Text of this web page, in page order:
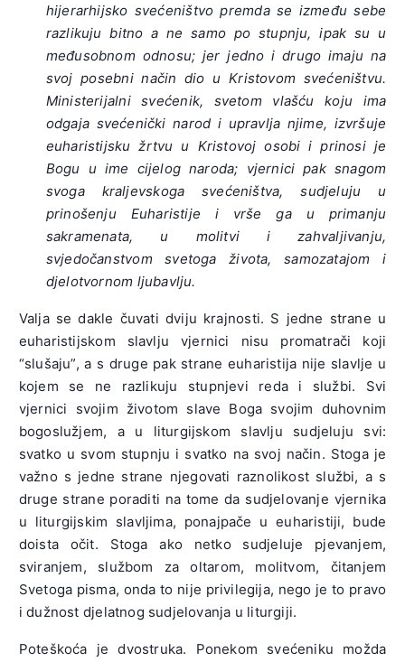
hijerarhijsko svećeništvo premda se između sebe
razlikuju bitno a ne samo po stupnju, ipak su u
međusobnom odnosu; jer jedno i drugo imaju na
svoj posebni način dio u Kristovom svećeništvu.
Ministerijalni svećenik, svetom vlašću koju ima
odgaja svećenički narod i upravlja njime, izvršuje
euharistijsku žrtvu u Kristovoj osobi i prinosi je
Bogu u ime cijelog naroda; vjernici pak snagom
svoga kraljevskoga svećeništva, sudjeluju u
prinošenju Euharistije
i vrše ga u primanju
sakramenata, u molitvi i zahvaljivanju,
svjedočanstvom svetoga života, samozatajom i
djelotvornom ljubavlju.
Valja se dakle čuvati dviju krajnosti. S jedne strane u
euharistijskom slavlju vjernici nisu promatrači koji
“slušaju”, a s druge pak strane euharistija nije slavlje u
kojem se ne razlikuju stupnjevi reda i službi. Svi
vjernici svojim životom slave Boga svojim duhovnim
bogoslužjem, a u liturgijskom slavlju sudjeluju svi:
svatko u svom stupnju i svatko na svoj način. Stoga je
važno s jedne strane njegovati raznolikost službi, a s
druge strane poraditi na tome da sudjelovanje vjernika
u liturgijskim slavljima, ponajpače u euharistiji, bude
doista očit. Stoga ako netko sudjeluje pjevanjem,
sviranjem, službom za oltarom, molitvom, čitanjem
Svetoga pisma, onda to nije privilegija, nego je to pravo
i dužnost djelatnog sudjelovanja u liturgiji.
Poteškoća je dvostruka. Ponekom svećeniku možda